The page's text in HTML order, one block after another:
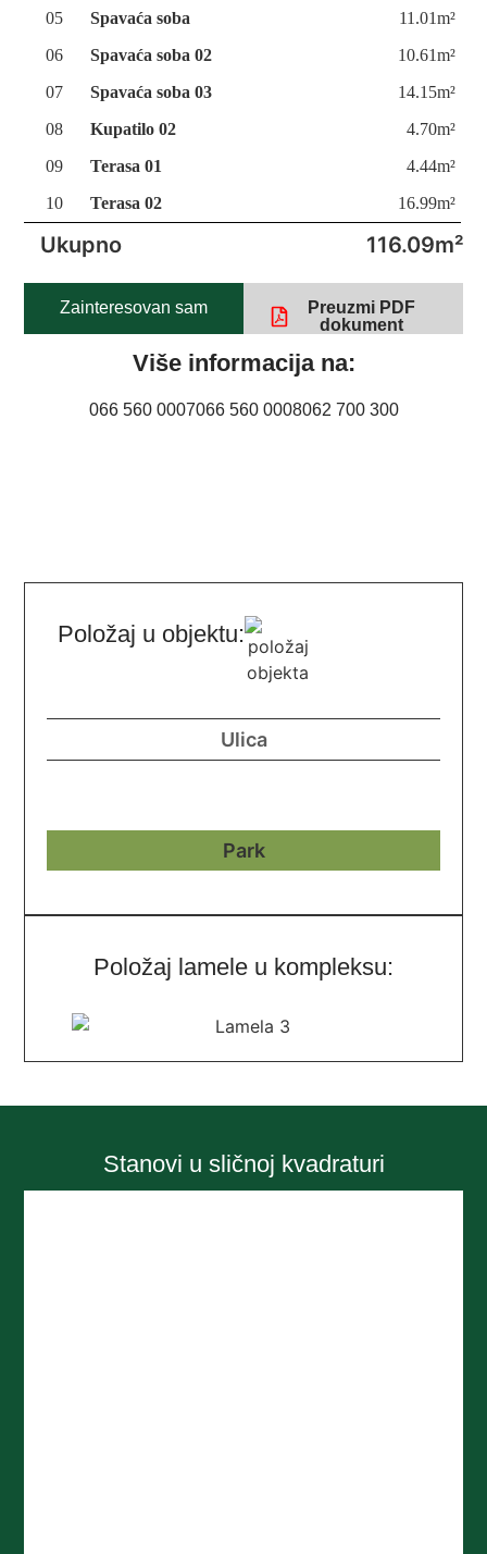
05
Spavaća soba
11.01m²
06
Spavaća soba 02
10.61m²
07
Spavaća soba 03
14.15m²
08
Kupatilo 02
4.70m²
09
Terasa 01
4.44m²
10
Terasa 02 16.99m²
Ukupno 116.09m²
Zainteresovan sam
Preuzmi PDF
dokument
Više informacija na:
066 560 0007066 560 0008062 700 300
Položaj u objektu:
Položaj lamele u kompleksu:
Stanovi u sličnoj kvadraturi